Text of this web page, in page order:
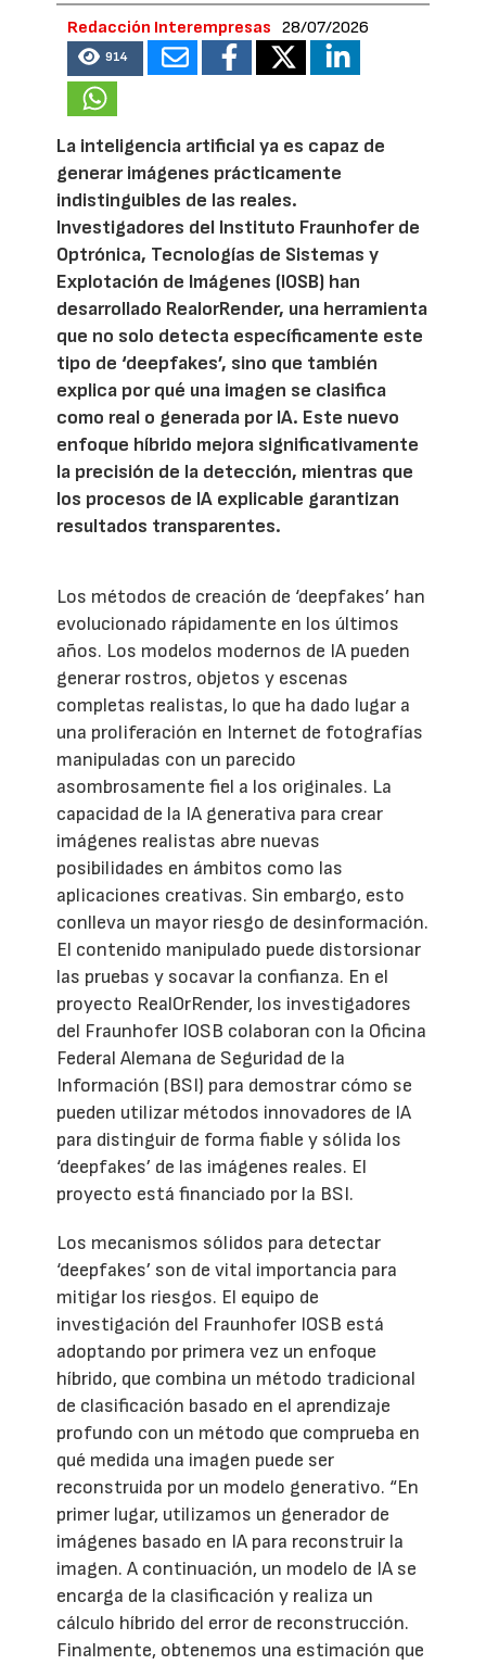
Redacción Interempresas 28/07/2026
914
La inteligencia artificial ya es capaz de
generar imágenes prácticamente
indistinguibles de las reales.
Investigadores del Instituto Fraunhofer de
Optrónica, Tecnologías de Sistemas y
Explotación de Imágenes (IOSB) han
desarrollado RealorRender, una herramienta
que no solo detecta específicamente este
tipo de ‘deepfakes’, sino que también
explica por qué una imagen se clasifica
como real o generada por IA. Este nuevo
enfoque híbrido mejora significativamente
la precisión de la detección, mientras que
los procesos de IA explicable garantizan
resultados transparentes.
Los métodos de creación de ‘deepfakes’ han
evolucionado rápidamente en los últimos
años. Los modelos modernos de IA pueden
generar rostros, objetos y escenas
completas realistas, lo que ha dado lugar a
una proliferación en Internet de fotografías
manipuladas con un parecido
asombrosamente fiel a los originales. La
capacidad de la IA generativa para crear
imágenes realistas abre nuevas
posibilidades en ámbitos como las
aplicaciones creativas. Sin embargo, esto
conlleva un mayor riesgo de desinformación.
El contenido manipulado puede distorsionar
las pruebas y socavar la confianza. En el
proyecto RealOrRender, los investigadores
del Fraunhofer IOSB colaboran con la Oficina
Federal Alemana de Seguridad de la
Información (BSI) para demostrar cómo se
pueden utilizar métodos innovadores de IA
para distinguir de forma fiable y sólida los
‘deepfakes’ de las imágenes reales. El
proyecto está financiado por la BSI.
Los mecanismos sólidos para detectar
‘deepfakes’ son de vital importancia para
mitigar los riesgos. El equipo de
investigación del Fraunhofer IOSB está
adoptando por primera vez un enfoque
híbrido, que combina un método tradicional
de clasificación basado en el aprendizaje
profundo con un método que comprueba en
qué medida una imagen puede ser
reconstruida por un modelo generativo. “En
primer lugar, utilizamos un generador de
imágenes basado en IA para reconstruir la
imagen. A continuación, un modelo de IA se
encarga de la clasificación y realiza un
cálculo híbrido del error de reconstrucción.
Finalmente, obtenemos una estimación que